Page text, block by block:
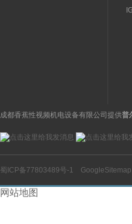
成都香蕉性视频机电设备有限公司提供普
蜀ICP备77803489号-1 GoogleSitemap
网站地图